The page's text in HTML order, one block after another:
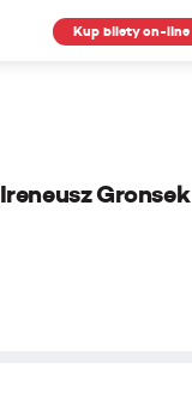
Kup bilety on-line
Ireneusz Gronsek